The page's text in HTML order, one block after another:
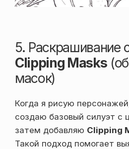
5.
Clipping Masks
масок)
Когда я рисую
создаю базовый силуэт с
затем добавляю Clipping
Такой подход помогает